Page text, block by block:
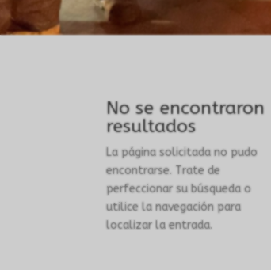
No se encontraron
resultados
La página solicitada no pudo
encontrarse. Trate de
perfeccionar su búsqueda o
utilice la navegación para
localizar la entrada.